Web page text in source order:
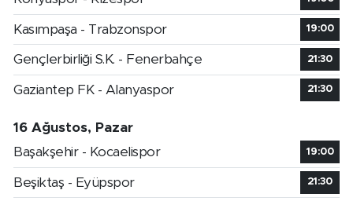
Kasımpaşa - Trabzonspor 19:00
Gençlerbirliği S.K. - Fenerbahçe 21:30
Gaziantep FK - Alanyaspor 21:30
16 Ağustos, Pazar
Başakşehir - Kocaelispor
19:00
Beşiktaş - Eyüpspor 21:30